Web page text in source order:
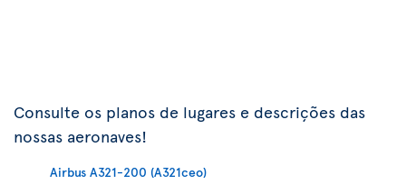
Consulte os planos de lugares e descrições das
nossas aeronaves!
Airbus A321-200 (A321ceo)